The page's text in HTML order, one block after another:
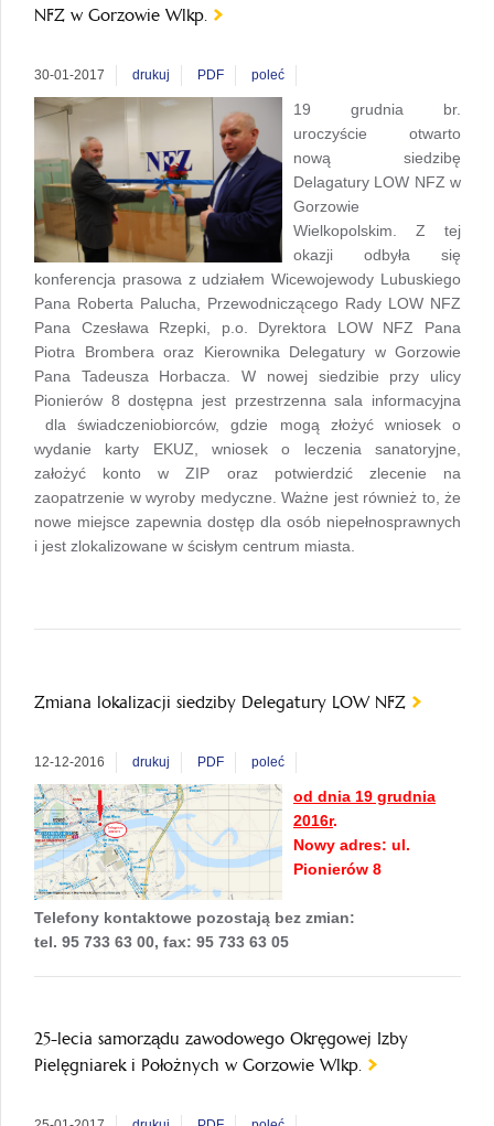
NFZ w Gorzowie Wlkp.
30-01-2017 drukuj PDF poleć
19 grudnia br.
uroczyście otwarto
nową siedzibę
Delagatury LOW NFZ w
Gorzowie
Wielkopolskim. Z tej
okazji odbyła się
konferencja prasowa z udziałem Wicewojewody Lubuskiego
Pana Roberta Palucha, Przewodniczącego Rady LOW NFZ
Pana Czesława Rzepki, p.o. Dyrektora LOW NFZ Pana
Piotra Brombera oraz Kierownika Delegatury w Gorzowie
Pana Tadeusza Horbacza. W nowej siedzibie przy ulicy
Pionierów 8 dostępna jest przestrzenna sala informacyjna
dla świadczeniobiorców, gdzie mogą złożyć wniosek o
wydanie karty EKUZ, wniosek o leczenia sanatoryjne,
założyć konto w ZIP oraz potwierdzić zlecenie na
zaopatrzenie w wyroby medyczne. Ważne jest również to, że
nowe miejsce zapewnia dostęp dla osób niepełnosprawnych
i jest zlokalizowane w ścisłym centrum miasta.
Zmiana lokalizacji siedziby Delegatury LOW NFZ
12-12-2016 drukuj PDF poleć
od dnia 19 grudnia
2016r.
Nowy adres: ul.
Pionierów 8
Telefony kontaktowe pozostają bez zmian:
tel. 95 733 63 00, fax: 95 733 63 05
25-lecia samorządu zawodowego Okręgowej Izby
Pielęgniarek i Położnych w Gorzowie Wlkp.